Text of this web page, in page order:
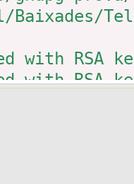
Baixades/
with RSA
with RSA
with RSA
with RSA